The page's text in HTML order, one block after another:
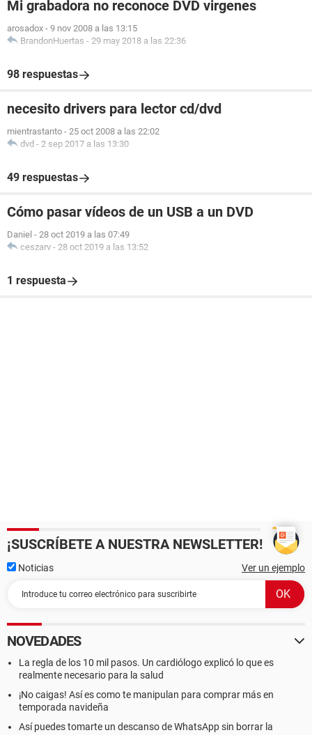
Mi grabadora no reconoce DVD virgenes
arosadox - 9 nov 2008 a las 13:15
BrandonHuertas - 29 may 2018 a las 22:36
98 respuestas
necesito drivers para lector cd/dvd
mientrastanto - 25 oct 2008 a las 22:02
dvd - 2 sep 2017 a las 13:30
49 respuestas
Cómo pasar vídeos de un USB a un DVD
Daniel - 28 oct 2019 a las 07:49
ceszarv - 28 oct 2019 a las 13:52
1 respuesta
¡SUSCRÍBETE A NUESTRA NEWSLETTER!
Noticias Ver un ejemplo
NOVEDADES
La regla de los 10 mil pasos. Un cardiólogo explicó lo que es
realmente necesario para la salud
¡No caigas! Así es como te manipulan para comprar más en
temporada navideña
Así puedes tomarte un descanso de WhatsApp sin borrar la